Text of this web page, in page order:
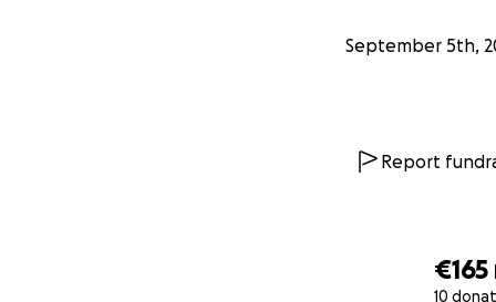
€165
10
September 5th,
Report